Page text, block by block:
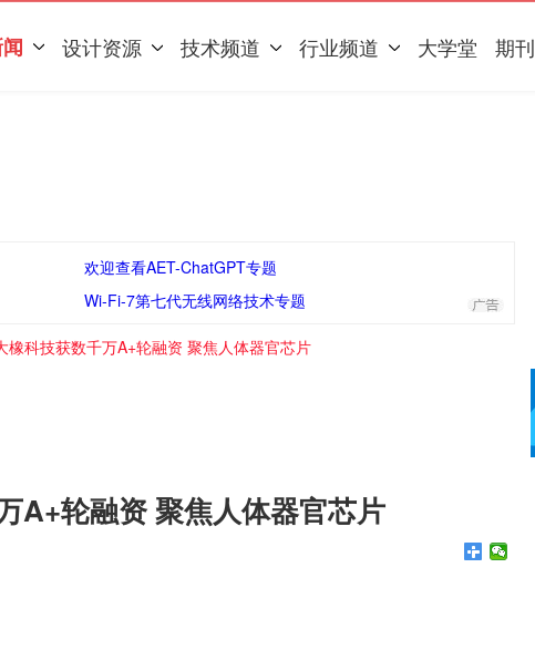
设计资源 技术频道 行业频道 大学堂 期刊
欢迎查看AET-ChatGPT专题
Wi-Fi-7第七代无线网络技术专题
橡科技获数千万A+轮融资 聚焦人体器官芯片
A+轮融资 聚焦人体器官芯片